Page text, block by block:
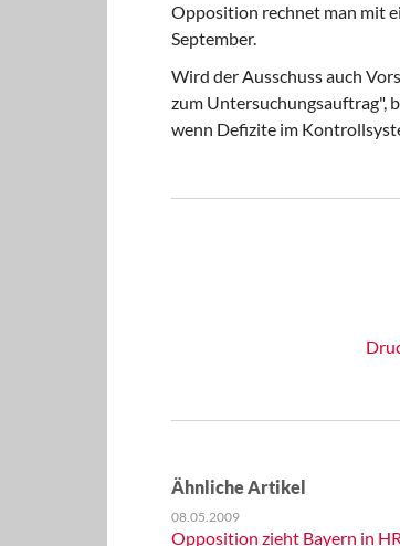
Opposition rechnet man mit
September.
Wird der Ausschuss auch
zum Untersuchungsauftrag",
wenn Defizite im
Ähnliche Artikel
08.05.2009
Opposition zieht Bayern in